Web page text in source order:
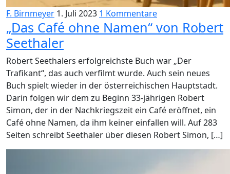
F. Birnmeyer 1. Juli 2023 1 Kommentare
„Das Café ohne Namen“ von Robert
Seethaler
Robert Seethalers erfolgreichste Buch war „Der
Trafikant“, das auch verfilmt wurde. Auch sein neues
Buch spielt wieder in der österreichischen Hauptstadt.
Darin folgen wir dem zu Beginn 33-jährigen Robert
Simon, der in der Nachkriegszeit ein Café eröffnet, ein
Café ohne Namen, da ihm keiner einfallen will. Auf 283
Seiten schreibt Seethaler über diesen Robert Simon, […]